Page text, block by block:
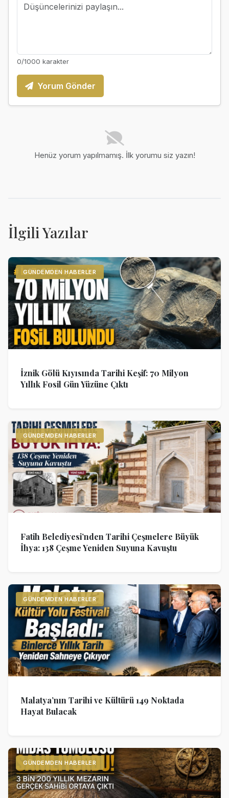
0/1000 karakter
Yorum Gönder
Henüz yorum yapılmamış. İlk yorumu siz yazın!
İlgili Yazılar
GÜNDEMDEN HABERLER
İznik Gölü Kıyısında Tarihi Keşif: 70 Milyon
Yıllık Fosil Gün Yüzüne Çıktı
GÜNDEMDEN HABERLER
Fatih Belediyesi’nden Tarihi Çeşmelere Büyük
İhya: 138 Çeşme Yeniden Suyuna Kavuştu
GÜNDEMDEN HABERLER
Malatya’nın Tarihi ve Kültürü 149 Noktada
Hayat Bulacak
GÜNDEMDEN HABERLER